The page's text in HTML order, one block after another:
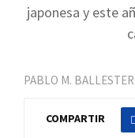
japonesa y este
PABLO M.
COMPARTIR